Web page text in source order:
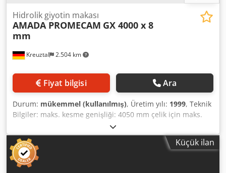
Kreuztal 2.504 km
Hidrolik giyotin makası
AMADA PROMECAM GX 4000 x 8
mm
Fiyat bilgisi Ara
Durum: mükemmel (kullanılmış), Üretim yılı: 1999, Teknik
Bilgiler: maks. kesme genişliği: 4050 mm çelik için maks.
kesme kapasitesi: 0,5 - 8,0 mm paslanmaz çelik için maks.
kesme kapasitesi: 6,0 mm motorla ayarlanabilir paralel
dayama: 1000 mm programlanabilir kesme aralığı ayarı
programlanabilir kesme açısı ayarı Dedpfx Aijzcyn Seksck
NC kontrolü: AMADA OPE1 sac kaldırma fonksiyonu motor
Küçük ilan